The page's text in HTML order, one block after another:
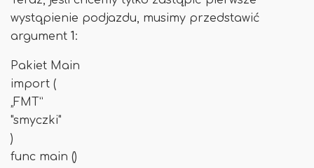
wystąpienie podjazdu, musimy przedstawić
argument 1:
Pakiet Main
import (
„FMT”
"smyczki"
)
func main ()